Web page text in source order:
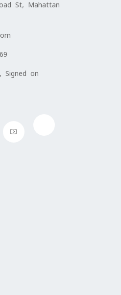
St, Mahattan
Signed on